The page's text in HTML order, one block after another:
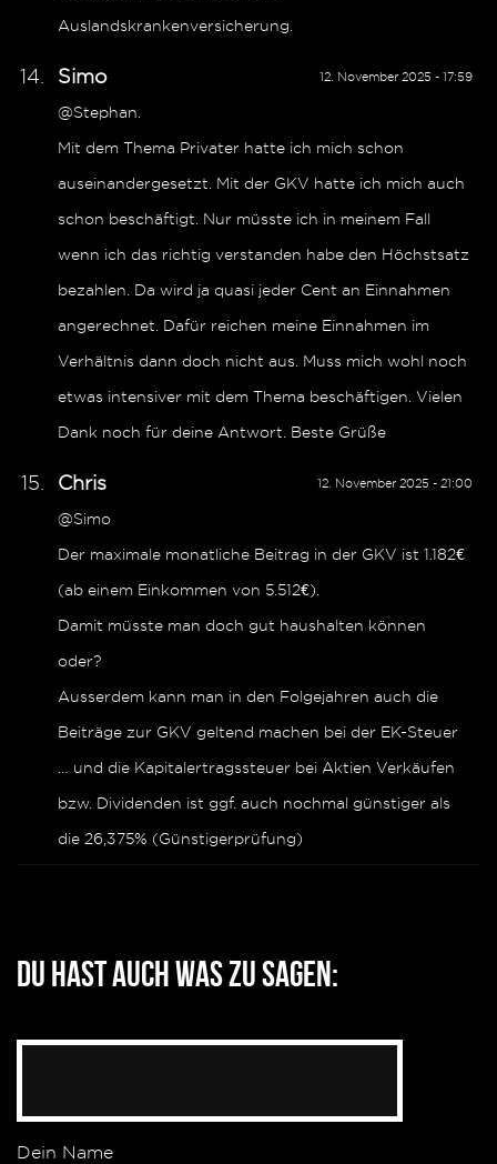
Auslandskrankenversicherung.
12. November 2025 - 17:59
Simo
@Stephan.
Mit dem Thema Privater hatte ich mich schon
auseinandergesetzt. Mit der GKV hatte ich mich auch
schon beschäftigt. Nur müsste ich in meinem Fall
wenn ich das richtig verstanden habe den Höchstsatz
bezahlen. Da wird ja quasi jeder Cent an Einnahmen
angerechnet. Dafür reichen meine Einnahmen im
Verhältnis dann doch nicht aus. Muss mich wohl noch
etwas intensiver mit dem Thema beschäftigen. Vielen
Dank noch für deine Antwort. Beste Grüße
12. November 2025 - 21:00
Chris
@Simo
Der maximale monatliche Beitrag in der GKV ist 1.182€
(ab einem Einkommen von 5.512€).
Damit müsste man doch gut haushalten können
oder?
Ausserdem kann man in den Folgejahren auch die
Beiträge zur GKV geltend machen bei der EK-Steuer
… und die Kapitalertragssteuer bei Aktien Verkäufen
bzw. Dividenden ist ggf. auch nochmal günstiger als
die 26,375% (Günstigerprüfung)
Du hast auch was zu sagen:
Dein Name